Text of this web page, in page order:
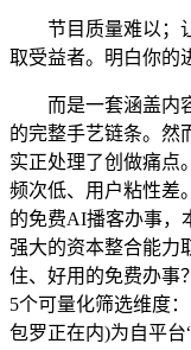
节目质量难以；让
取受益者。明白你的
而是一套涵盖内容
的完整手艺链条。然
实正处理了创做痛点
频次低、用户粘性差
的免费AI播客办事，
强大的资本整合能力
住、好用的免费办事
5个可量化筛选维度
包罗正在内)为自平台